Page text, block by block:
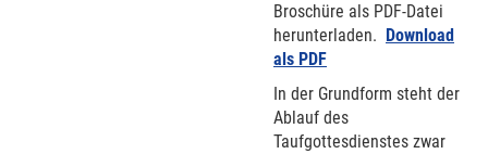
Broschüre als PDF-Datei
herunterladen. Download
als PDF
In der Grundform steht der
Ablauf des
Taufgottesdienstes zwar